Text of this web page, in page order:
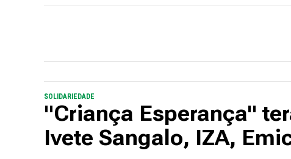
SOLIDARIEDADE
"Criança Esperança"
Ivete Sangalo, IZA,